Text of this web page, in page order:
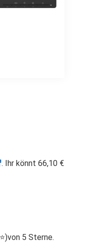
. Ihr könnt 66,10 €
5 Sterne.